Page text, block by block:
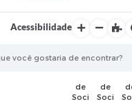
Acessibilidade